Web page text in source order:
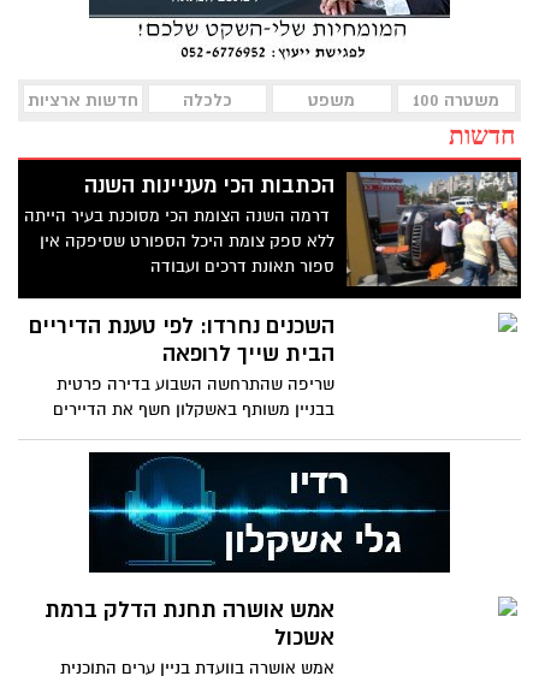
משטרה 100 משפט כלכלה חדשות ארציות
חדשות
הכתבות הכי מעניינות השנה
דרמה השנה הצומת הכי מסוכנת בעיר הייתה
ללא ספק צומת היכל הספורט שסיפקה אין
ספור תאונת דרכים ועבודה
השכנים נחרדו: לפי טענת הדיריים
הבית שייך לרופאה
שריפה שהתרחשה השבוע בדירה פרטית
בבניין משותף באשקלון חשף את הדיירים
למחזה המזעזע של הזנחה ולכלוך,
אמש אושרה תחנת הדלק ברמת
אשכול
אמש אושרה בוועדת בניין ערים התוכנית